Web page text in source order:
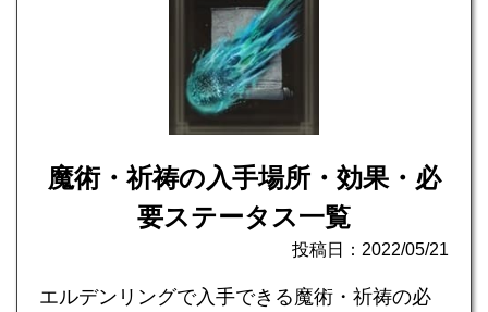
魔術・祈祷の入手場所・効果・必
要ステータス一覧
投稿日：2022/05/21
エルデンリングで入手できる魔術・祈祷の必